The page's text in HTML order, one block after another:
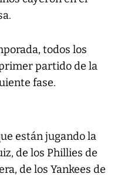
todos los
partido de la
fase.
están jugando la
de los Phillies de
de los Yankees de